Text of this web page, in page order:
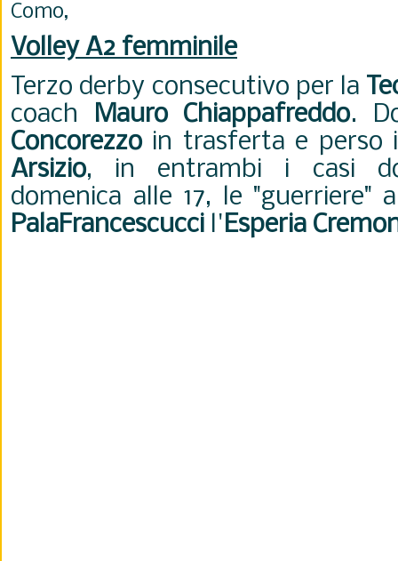
Como,
Volley A2 femminile
Terzo derby consecutivo per la
coach Mauro Chiappafreddo.
Concorezzoin trasferta e perso
Arsizio, in entrambi i casi
domenica alle 17, le "guerriere"
PalaFrancescucci l'Esperia